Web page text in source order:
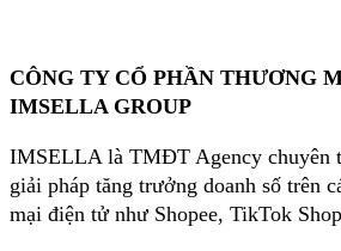
CÔNG TY CỔ PHẦN THƯƠNG
IMSELLA GROUP
IMSELLA là TMĐT Agency chuyên
giải pháp tăng trưởng doanh số trên
mại điện tử như Shopee, TikTok